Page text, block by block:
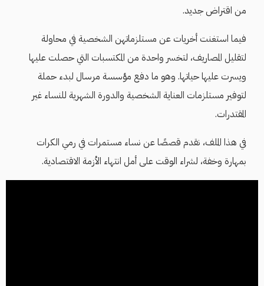
من اقتراض جديد.
فيما استغنت أخريات عن مستلزماتهن الشخصية في محاولة
لتقليل المصاريف، لتخسر واحدة من المكتسبات التي حصلت عليها
ويسرت عليها حياتها. وهو ما دفع مؤسسة مرسال لبدء حملة
لتوفير مستلزمات العناية الشخصية والدورة الشهرية للنساء غير
المقتدرات.
في هذا الملف، نقدم قصصًا عن نساء مستمرات في رمي الكرات
بمهارة وخفة، لشراء الوقت على أمل انتهاء الأزمة الاقتصادية.